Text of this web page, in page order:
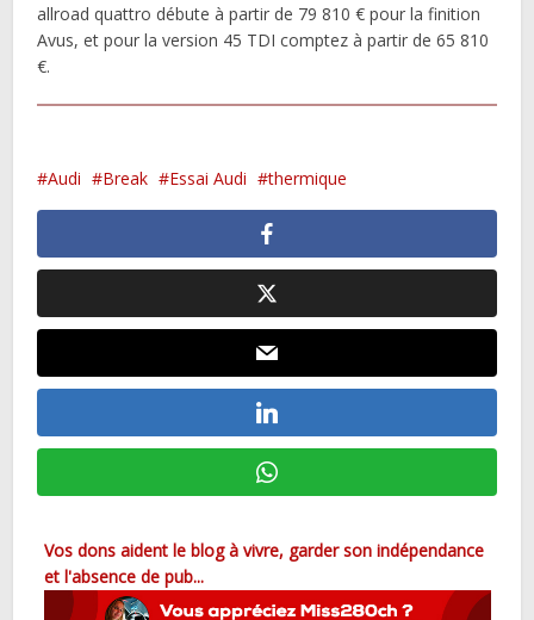
allroad quattro débute à partir de 79 810 € pour la finition
Avus, et pour la version 45 TDI comptez à partir de 65 810
€.
Audi Break Essai Audi thermique
Vos dons aident le blog à vivre, garder son indépendance
et l'absence de pub...